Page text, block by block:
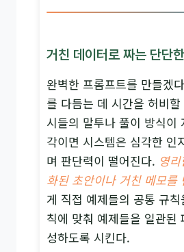
거친 데이터로 짜는 단단
완벽한 프롬프트를 만들겠
를 다듬는 데 시간을 허비
시들의 말투나 풀이 방식이
각이면 시스템은 심각한 인
며 판단력이 떨어진다. 영
화된 초안이나 거친 메모를
게 직접 예제들의 공통 규
칙에 맞춰 예제들을 일관된
성하도록 시킨다.